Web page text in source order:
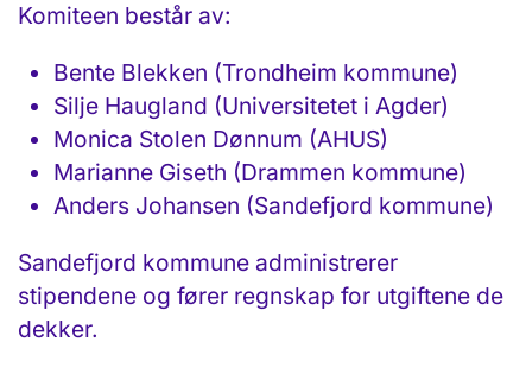
Komiteen består av:
Bente Blekken (Trondheim kommune)
Silje Haugland (Universitetet i Agder)
Monica Stolen Dønnum (AHUS)
Marianne Giseth (Drammen kommune)
Anders Johansen (Sandefjord kommune)
Sandefjord kommune administrerer
stipendene og fører regnskap for utgiftene de
dekker.